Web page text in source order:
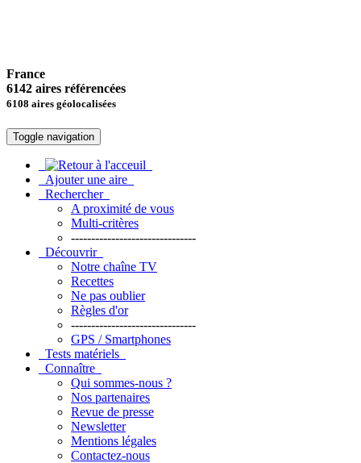
France
6142 aires référencées
6108 aires géolocalisées
Toggle navigation
Ajouter une aire
Rechercher
A proximité de vous
Multi-critères
-------------------------------
Découvrir
Notre chaîne TV
Recettes
Ne pas oublier
Règles d'or
-------------------------------
GPS / Smartphones
Tests matériels
Connaître
Qui sommes-nous ?
Nos partenaires
Revue de presse
Newsletter
Mentions légales
Contactez-nous